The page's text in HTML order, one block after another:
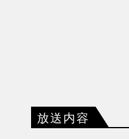
放送内容